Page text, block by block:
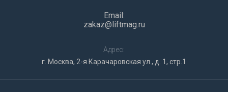
Email:
zakaz@liftmag.ru
Адрес:
г. Москва, 2-я Карачаровская ул., д. 1, стр.1